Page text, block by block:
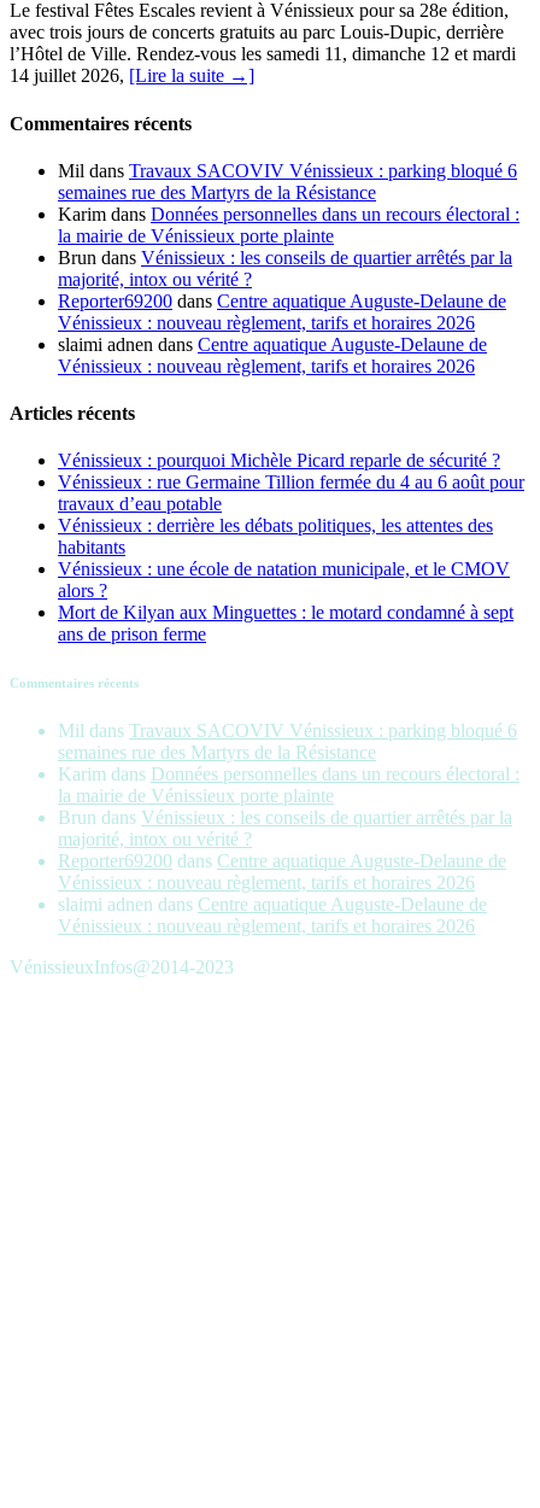
Le festival Fêtes Escales revient à Vénissieux pour sa 28e édition,
avec trois jours de concerts gratuits au parc Louis-Dupic, derrière
l’Hôtel de Ville. Rendez-vous les samedi 11, dimanche 12 et mardi
14 juillet 2026, [Lire la suite →]
Commentaires récents
Mil dans Travaux SACOVIV Vénissieux : parking bloqué 6
semaines rue des Martyrs de la Résistance
Karim dans Données personnelles dans un recours électoral :
la mairie de Vénissieux porte plainte
Brun dans Vénissieux : les conseils de quartier arrêtés par la
majorité, intox ou vérité ?
Reporter69200 dans Centre aquatique Auguste-Delaune de
Vénissieux : nouveau règlement, tarifs et horaires 2026
slaimi adnen dans Centre aquatique Auguste-Delaune de
Vénissieux : nouveau règlement, tarifs et horaires 2026
Articles récents
Vénissieux : pourquoi Michèle Picard reparle de sécurité ?
Vénissieux : rue Germaine Tillion fermée du 4 au 6 août pour
travaux d’eau potable
Vénissieux : derrière les débats politiques, les attentes des
habitants
Vénissieux : une école de natation municipale, et le CMOV
alors ?
Mort de Kilyan aux Minguettes : le motard condamné à sept
ans de prison ferme
Commentaires récents
Mil dans Travaux SACOVIV Vénissieux : parking bloqué 6
semaines rue des Martyrs de la Résistance
Karim dans Données personnelles dans un recours électoral :
la mairie de Vénissieux porte plainte
Brun dans Vénissieux : les conseils de quartier arrêtés par la
majorité, intox ou vérité ?
Reporter69200 dans Centre aquatique Auguste-Delaune de
Vénissieux : nouveau règlement, tarifs et horaires 2026
slaimi adnen dans Centre aquatique Auguste-Delaune de
Vénissieux : nouveau règlement, tarifs et horaires 2026
VénissieuxInfos@2014-2023